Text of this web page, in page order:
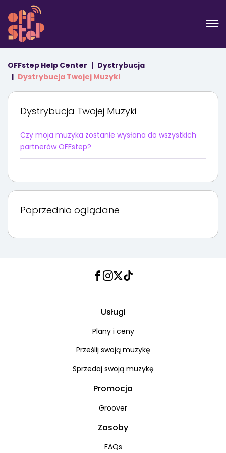
OFFstep Help Center
Dystrybucja
Dystrybucja Twojej Muzyki
Dystrybucja Twojej Muzyki
Czy moja muzyka zostanie wysłana do wszystkich
partnerów OFFstep?
Poprzednio oglądane
Facebook
Instagram
Twitter
TikTok
Usługi
Plany i ceny
Prześlij swoją muzykę
Sprzedaj swoją muzykę
Promocja
Groover
Zasoby
FAQs